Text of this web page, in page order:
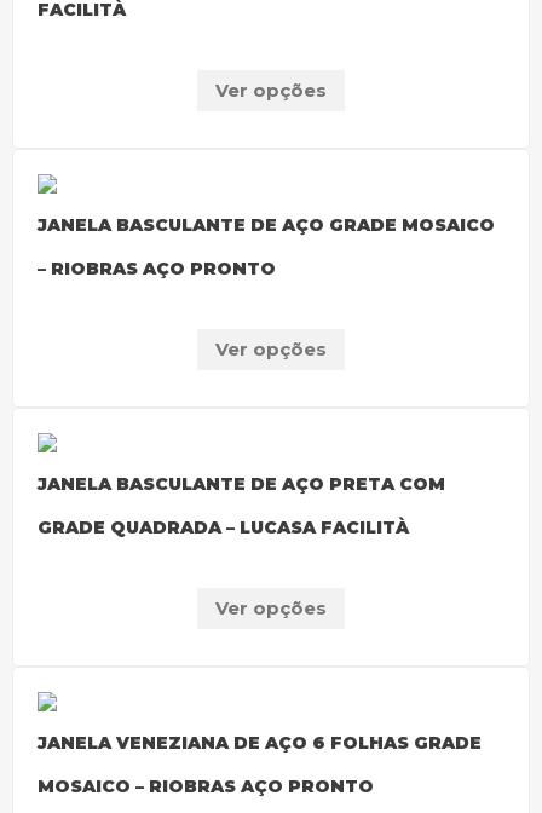
FACILITÀ
Ver opções
JANELA BASCULANTE DE AÇO GRADE MOSAICO
– RIOBRAS AÇO PRONTO
Ver opções
JANELA BASCULANTE DE AÇO PRETA COM
GRADE QUADRADA – LUCASA FACILITÀ
Ver opções
JANELA VENEZIANA DE AÇO 6 FOLHAS GRADE
MOSAICO – RIOBRAS AÇO PRONTO